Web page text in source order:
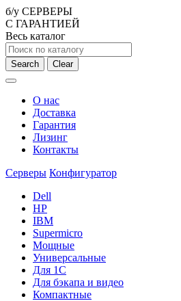
б/у СЕРВЕРЫ
С ГАРАНТИЕЙ
Весь каталог
Search Clear
О нас
Доставка
Гарантия
Лизинг
Контакты
Серверы Конфигуратор
Dell
HP
IBM
Supermicro
Мощные
Универсальные
Для 1С
Для бэкапа и видео
Компактные